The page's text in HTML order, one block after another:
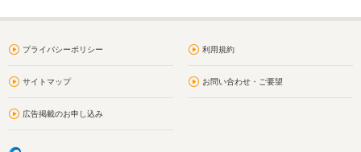
プライバシーポリシー 利用規約
サイトマップ お問い合わせ・ご要望
広告掲載のお申し込み